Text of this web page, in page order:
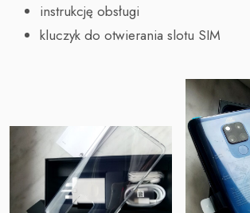
instrukcję obsługi
kluczyk do otwierania slotu SIM